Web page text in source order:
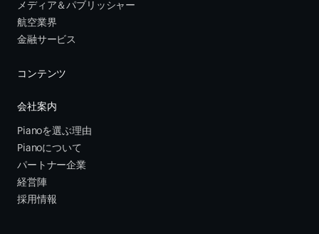
メディア＆パブリッシャー
航空業界
金融サービス
コンテンツ
会社案内
Pianoを選ぶ理由
Pianoについて
パートナー企業
経営陣
採用情報